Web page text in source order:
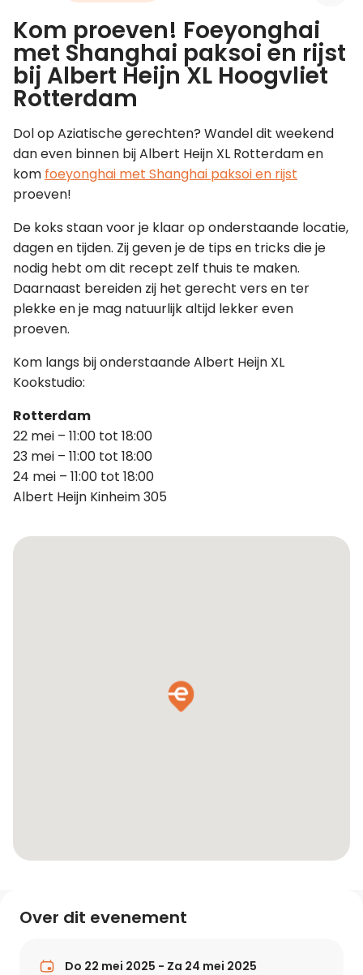
Leer koken als een chef
Kooktips & blogs
Kom proeven! Foeyonghai
met Shanghai paksoi en rijst
bij Albert Heijn XL Hoogvliet
Rotterdam
Dol op Aziatische gerechten? Wandel dit weekend
dan even binnen bij Albert Heijn XL Rotterdam en
kom foeyonghai met Shanghai paksoi en rijst
proeven!
De koks staan voor je klaar op onderstaande locatie,
dagen en tijden. Zij geven je de tips en tricks die je
nodig hebt om dit recept zelf thuis te maken.
Daarnaast bereiden zij het gerecht vers en ter
plekke en je mag natuurlijk altijd lekker even
proeven.
Kom langs bij onderstaande Albert Heijn XL
Kookstudio:
Rotterdam
22 mei – 11:00 tot 18:00
23 mei – 11:00 tot 18:00
24 mei – 11:00 tot 18:00
Albert Heijn Kinheim 305
Over dit evenement
Do 22 mei 2025 - Za 24 mei 2025